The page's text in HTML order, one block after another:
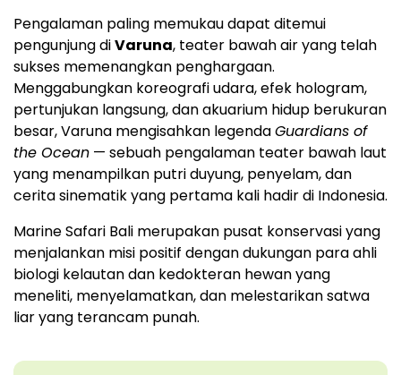
Pengalaman paling memukau dapat ditemui
pengunjung diVaruna, teater bawah air yang telah
sukses memenangkan penghargaan.
Menggabungkan koreografi udara, efek hologram,
pertunjukan langsung, dan akuarium hidup berukuran
besar, Varuna mengisahkan legendaGuardians of
the Ocean — sebuah pengalaman teater bawah laut
yang menampilkan putri duyung, penyelam, dan
cerita sinematik yang pertama kali hadir di Indonesia.
Marine Safari Bali merupakan pusat konservasi yang
menjalankan misi positif dengan dukungan para ahli
biologi kelautan dan kedokteran hewan yang
meneliti, menyelamatkan, dan melestarikan satwa
liar yang terancam punah.